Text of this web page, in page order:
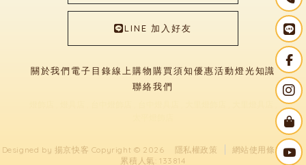
LINE 加入好友
關於我們 電子目錄線上購物購買須知優惠活動燈光知識
聯絡我們
Designed by 揚京快客 Copyright © 2026 隱私權政策 網站使用條款
..
累積人氣: 133814